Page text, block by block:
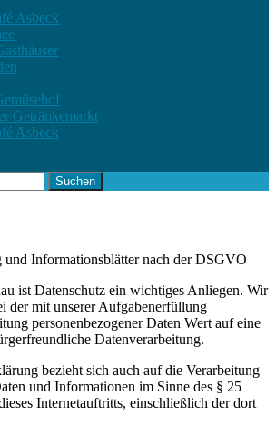
Asbeck
Getränkemarkt
Asbeck
und Informationsblätter nach der DSGVO
ist Datenschutz ein wichtiges Anliegen. Wir
der mit unserer Aufgabenerfüllung
personenbezogener Daten Wert auf eine
Datenverarbeitung.
bezieht sich auch auf die Verarbeitung
und Informationen im Sinne des § 25
Internetauftritts, einschließlich der dort